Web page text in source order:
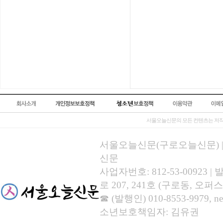
서울오늘신문의 모든 컨텐츠는 저
서울오늘신문(구로오늘신문)
신문
사업자번호: 812-53-00923 |
로 207, 241호 (구로동, 오퍼
☎ (발행인) 010-8553-9979,
소년보호책임자: 김유권